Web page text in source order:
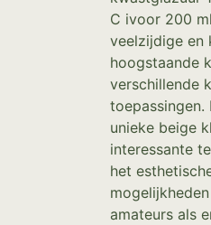
C ivoor 200
veelzijdige en
hoogstaande
verschillende
toepassingen.
unieke beige
interessante
het
amateurs als